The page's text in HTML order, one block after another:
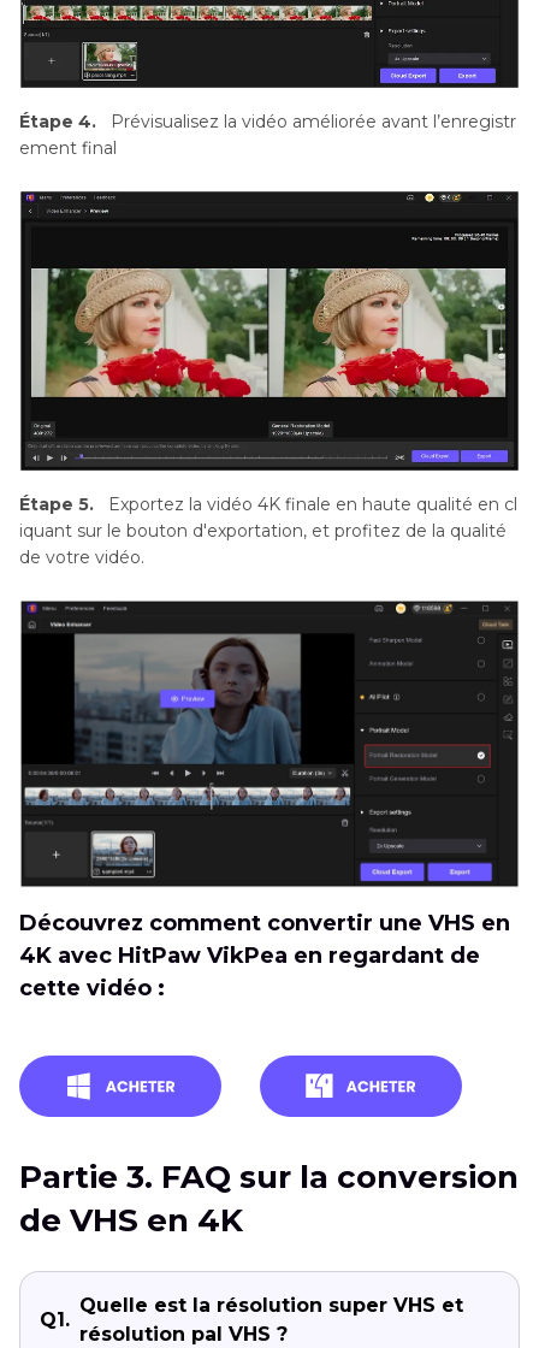
Étape 4.
Prévisualisez la vidéo améliorée avant l’enregistr
ement final
Étape 5.
Exportez la vidéo 4K finale en haute qualité en cl
iquant sur le bouton d'exportation, et profitez de la qualité
de votre vidéo.
Découvrez comment convertir une VHS en
4K avec HitPaw VikPea en regardant de
cette vidéo :
Partie 3. FAQ sur la conversion
de VHS en 4K
Q1.
Quelle est la résolution super VHS et
résolution pal VHS ?